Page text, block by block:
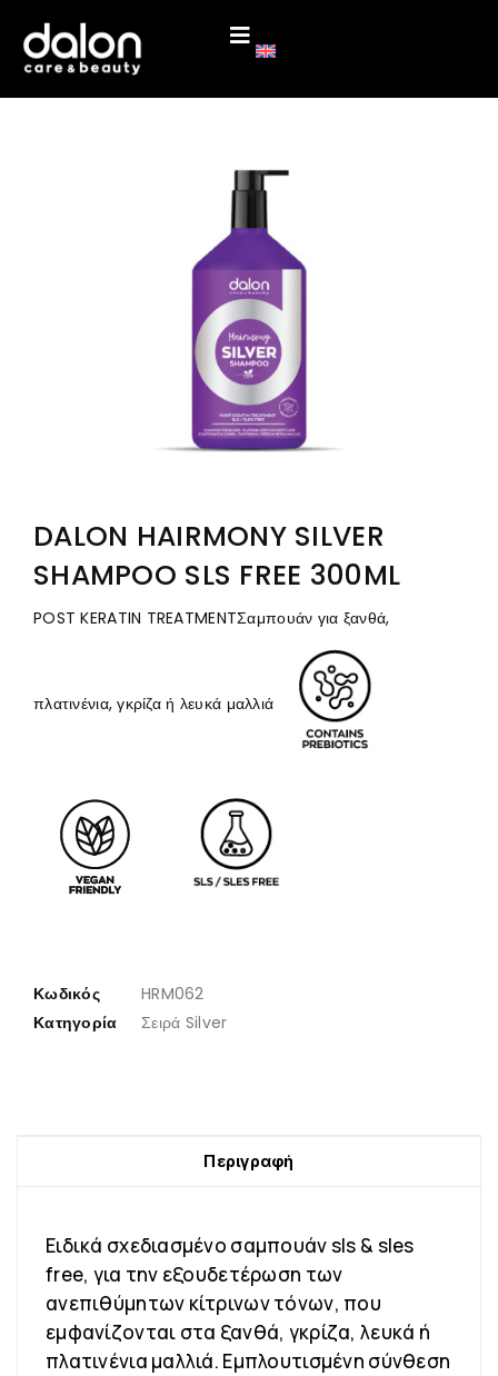
DALON HAIRMONY SILVER
SHAMPOO SLS FREE 300ML
POST KERATIN TREATMENTΣαμπουάν για ξανθά,
πλατινένια, γκρίζα ή λευκά μαλλιά
Κωδικός
HRM062
Κατηγορία
Σειρά Silver
Περιγραφή
Ειδικά σχεδιασμένο σαμπουάν sls & sles
free, για την εξουδετέρωση των
ανεπιθύμητων κίτρινων τόνων, που
εμφανίζονται στα ξανθά, γκρίζα, λευκά ή
πλατινένια μαλλιά. Εμπλουτισμένη σύνθεση